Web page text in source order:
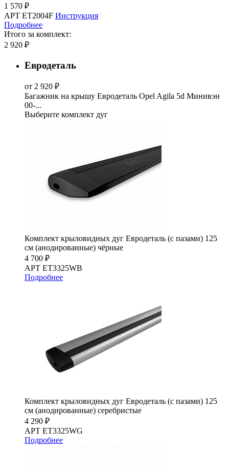
1 570 ₽
АРТ ET2004F Инструкция
Подробнее
Итого за комплект:
2 920 ₽
Евродеталь
от 2 920 ₽
Багажник на крышу Евродеталь Opel Agila 5d Минивэн
00-...
Выберите комплект дуг
Комплект крыловидных дуг Евродеталь (с пазами) 125
см (анодированные) чёрные
4 700 ₽
АРТ ET3325WB
Подробнее
Комплект крыловидных дуг Евродеталь (с пазами) 125
см (анодированные) серебристые
4 290 ₽
АРТ ET3325WG
Подробнее